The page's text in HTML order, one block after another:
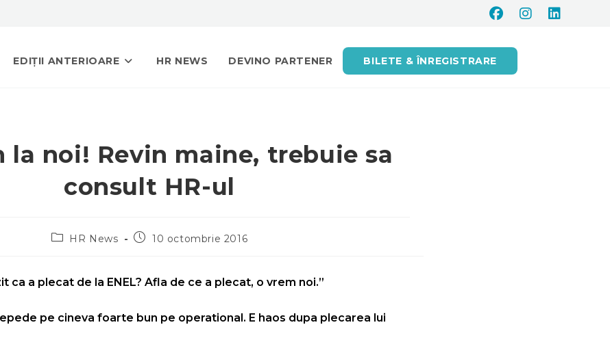
EDIȚII ANTERIOARE HR NEWS DEVINO PARTENER BILETE & ÎNREGISTRARE
la noi! Revin maine, trebuie sa
consult HR-ul
HR News 10 octombrie 2016
ca a plecat de la ENEL? Afla de ce a plecat, o vrem noi.”
pe cineva foarte bun pe operational. E haos dupa plecarea lui